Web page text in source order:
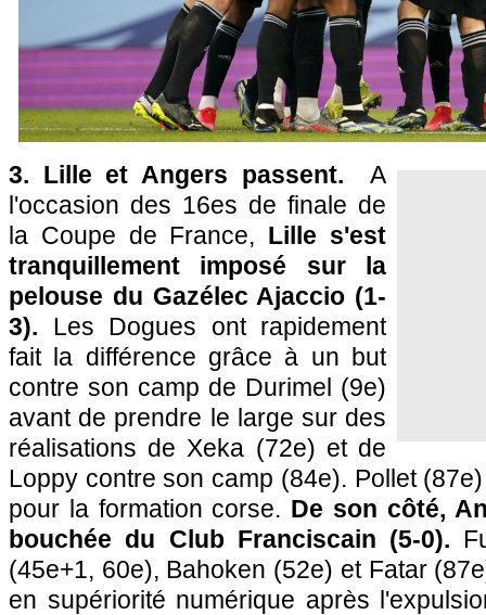
3. Lille et Angers passent. A
l'occasion des 16es de finale de
la Coupe de France, Lille s'est
tranquillement imposé sur la
pelouse du Gazélec Ajaccio (1-
3). Les Dogues ont rapidement
fait la différence grâce à un but
contre son camp de Durimel (9e)
avant de prendre le large sur des
réalisations de Xeka (72e) et de
Loppy contre son camp (84e). Pollet
pour la formation corse. De son côté,
bouchée du Club Franciscain (5-0).
(45e+1, 60e), Bahoken (52e) et Fatar
en supériorité numérique après